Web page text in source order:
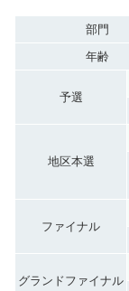
部門
年齢
予選
地区本選
ファイナル
グランドファイナル